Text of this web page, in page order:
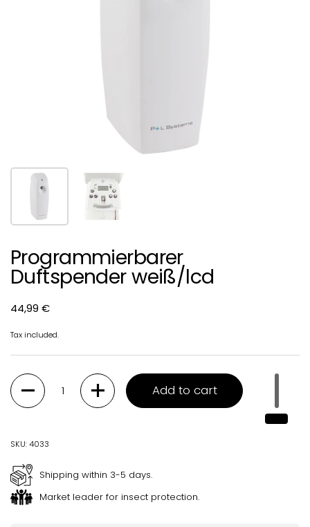
Show slide 1 Show slide 2
Programmierbarer
Duftspender weiß/lcd
Regular price
44,99 €
Tax included.
Quantity
Add to cart
SKU: 4033
Shipping within 3-5 days.
Market leader for insect protection.